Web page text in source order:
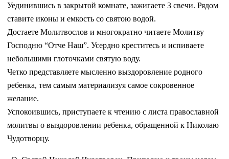
Уединившись в закрытой комнате, зажигаете 3 свечи. Рядом
ставите иконы и емкость со святою водой.
Достаете Молитвослов и многократно читаете Молитву
Господню “Отче Наш”. Усердно креститесь и испиваете
небольшими глоточками святую воду.
Четко представляете мысленно выздоровление родного
ребенка, тем самым материализуя самое сокровенное
желание.
Успокоившись, приступаете к чтению с листа православной
молитвы о выздоровлении ребенка, обращенной к Николаю
Чудотворцу.